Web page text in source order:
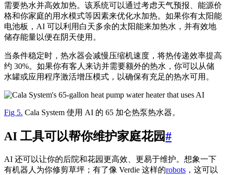
需要热水并高效加热。该系统可以通过考虑天气预报、能源价
格和你家庭的用水模式等因素来优化水加热。如果你有太阳能
电池板，AI 可以利用白天多余的太阳能来加热水，并有效地
储存能量以便在阴天使用。
当条件稳定时，热水器会减慢压缩机速度，将热传递效率提高
约 30%。如果你有客人来访并需要额外的热水，你可以从储
水罐或应用程序激活增压模式，以确保有充足的热水可用。
Fig 5. Cala System 使用 AI 的 65 加仑热泵热水器。
AI 工具可以帮你维护家庭花园#
AI 还可以让你的后院和花园更高效、更易于维护。想象一下
有机器人为你修剪草坪；有了像 Verdie 这样的robots ，这可以